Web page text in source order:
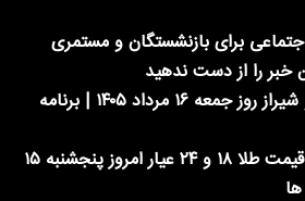
برای بازنشستگان و مستمری
جدول قطعی برق فارس و شیراز روز جمعه ۱۶ مرداد ۱۴۰۵ | برنامه
خبر فوری از ترکیدن بمب قیمت طلا ۱۸ و ۲۴ عیار امروز پنجشنبه ۱۵